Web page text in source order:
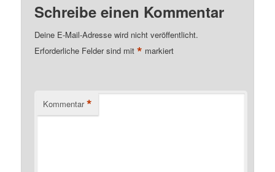
Schreibe einen Kommentar
Deine E-Mail-Adresse wird nicht veröffentlicht.
Erforderliche Felder sind mit* markiert
Kommentar *